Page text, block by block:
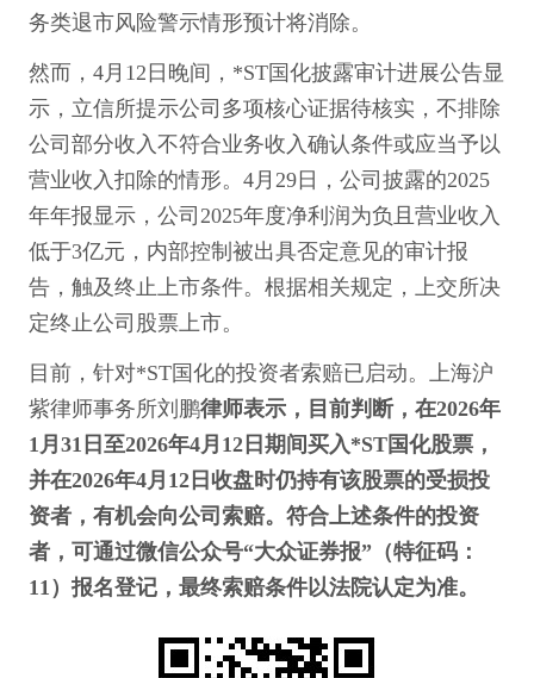
务类退市风险警示情形预计将消除。
然而，4月12日晚间，*ST国化披露审计进展公告显
示，立信所提示公司多项核心证据待核实，不排除
公司部分收入不符合业务收入确认条件或应当予以
营业收入扣除的情形。4月29日，公司披露的2025
年年报显示，公司2025年度净利润为负且营业收入
低于3亿元，内部控制被出具否定意见的审计报
告，触及终止上市条件。根据相关规定，上交所决
定终止公司股票上市。
目前，针对*ST国化的投资者索赔已启动。上海沪
紫律师事务所刘鹏律师表示，目前判断，在2026年
1月31日至2026年4月12日期间买入*ST国化股票，
并在2026年4月12日收盘时仍持有该股票的受损投
资者，有机会向公司索赔。符合上述条件的投资
者，可通过微信公众号“大众证券报”（特征码：
11）报名登记，最终索赔条件以法院认定为准。